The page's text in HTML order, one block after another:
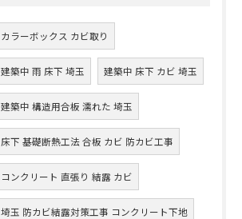
カラーボックス カビ取り
建築中 雨 床下 埼玉 建築中 床下 カビ 埼玉
建築中 構造用合板 濡れた 埼玉
床下 基礎断熱工法 合板 カビ 防カビ工事
コンクリート 直張り 結露 カビ
埼玉 防カビ結露対策工事 コンクリート下地